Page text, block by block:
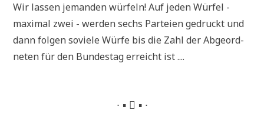
Wir las­sen jeman­den wür­feln! Auf jeden Wür­fel -
maxi­mal zwei - wer­den sechs Par­tei­en gedruckt und
dann fol­gen sovie­le Wür­fe bis die Zahl der Abge­ord­
ne­ten für den Bun­des­tag erreicht ist ....
∙ ▪  ▪ ∙